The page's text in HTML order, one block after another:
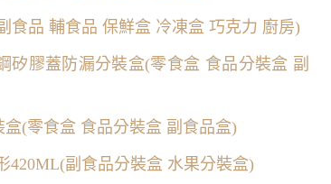
食品 輔食品 保鮮盒 冷凍盒 巧克力 廚房)
矽膠蓋防漏分裝盒(零食盒 食品分裝盒 副
盒(零食盒 食品分裝盒 副食品盒)
420ML(副食品分裝盒 水果分裝盒)